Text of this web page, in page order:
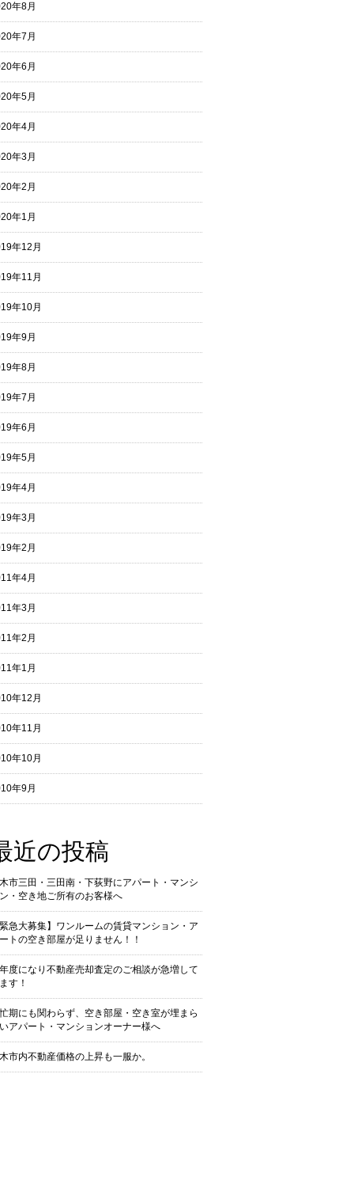
年8月
年7月
年6月
年5月
年4月
年3月
年2月
年1月
年12月
年11月
年10月
年9月
年8月
年7月
年6月
年5月
年4月
年3月
年2月
年4月
年3月
年2月
年1月
年12月
年11月
年10月
年9月
近の投稿
市三田・三田南・下荻野にアパート・マンシ
・空き地ご所有のお客様へ
緊急大募集】ワンルームの賃貸マンション・ア
トの空き部屋が足りません！！
度になり不動産売却査定のご相談が急増して
す！
期にも関わらず、空き部屋・空き室が埋まら
アパート・マンションオーナー様へ
市内不動産価格の上昇も一服か。